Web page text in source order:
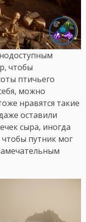
чтобы
птичьего
можно
нравятся такие
оставили
сыра, иногда
чтобы путник мог